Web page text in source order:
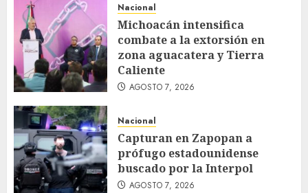
Nacional
Michoacán intensifica
combate a la extorsión en
zona aguacatera y Tierra
Caliente
AGOSTO 7, 2026
Nacional
Capturan en Zapopan a
prófugo estadounidense
buscado por la Interpol
AGOSTO 7, 2026